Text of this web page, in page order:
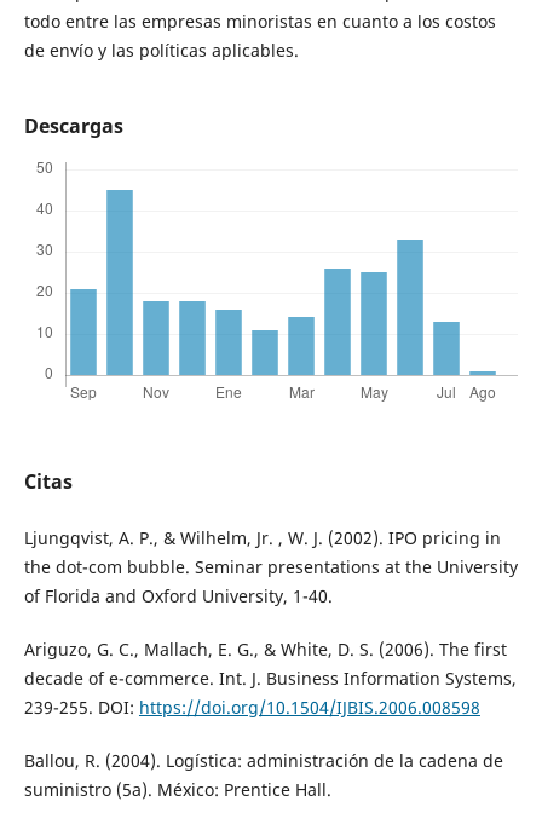
todo entre las empresas minoristas en cuanto a los costos
de envío y las políticas aplicables.
Descargas
Citas
Ljungqvist, A. P., & Wilhelm, Jr. , W. J. (2002). IPO pricing in
the dot-com bubble. Seminar presentations at the University
of Florida and Oxford University, 1-40.
Ariguzo, G. C., Mallach, E. G., & White, D. S. (2006). The first
decade of e-commerce. Int. J. Business Information Systems,
239-255. DOI: https://doi.org/10.1504/IJBIS.2006.008598
Ballou, R. (2004). Logística: administración de la cadena de
suministro (5a). México: Prentice Hall.